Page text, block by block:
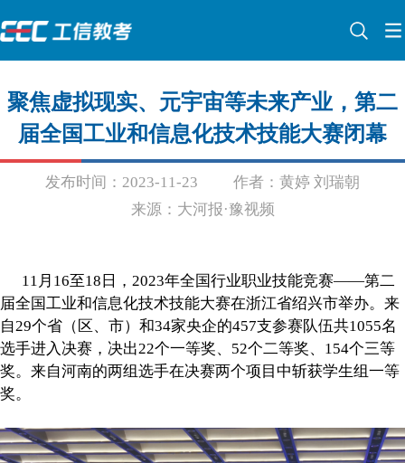
聚焦虚拟现实、元宇宙等未来产业，第二
届全国工业和信息化技术技能大赛闭幕
发布时间：2023-11-23
作者：黄婷 刘瑞朝
来源：大河报·豫视频
11月16至18日，2023年全国行业职业技能竞赛——第二
届全国工业和信息化技术技能大赛在浙江省绍兴市举办。来
自29个省（区、市）和34家央企的457支参赛队伍共1055名
选手进入决赛，决出22个一等奖、52个二等奖、154个三等
奖。来自河南的两组选手在决赛两个项目中斩获学生组一等
奖。